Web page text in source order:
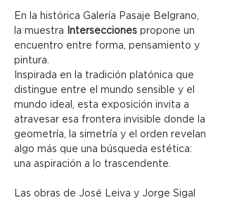
En la histórica Galería Pasaje Belgrano,
la muestra
Intersecciones propone un
encuentro entre forma, pensamiento y
pintura.
Inspirada en la tradición platónica que
distingue entre el mundo sensible y el
mundo ideal, esta exposición invita a
atravesar esa frontera invisible donde la
geometría, la simetría y el orden revelan
algo más que una búsqueda estética:
una aspiración a lo trascendente.
Las obras de José Leiva y Jorge Sigal